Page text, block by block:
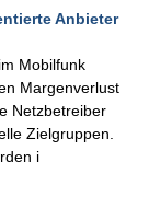
Anbieter
Mobilfunk
Margenverlust
Netzbetreiber
Zielgruppen.
i